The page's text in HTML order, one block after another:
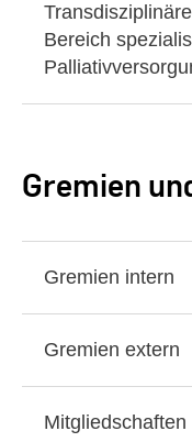
Bereich
Gremien
Gremien intern
Gremien extern
Mitgliedschaften